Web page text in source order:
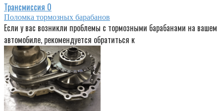
Трансмиссия 0
Поломка тормозных барабанов
Если у вас возникли проблемы с тормозными барабанами на вашем
автомобиле, рекомендуется обратиться к